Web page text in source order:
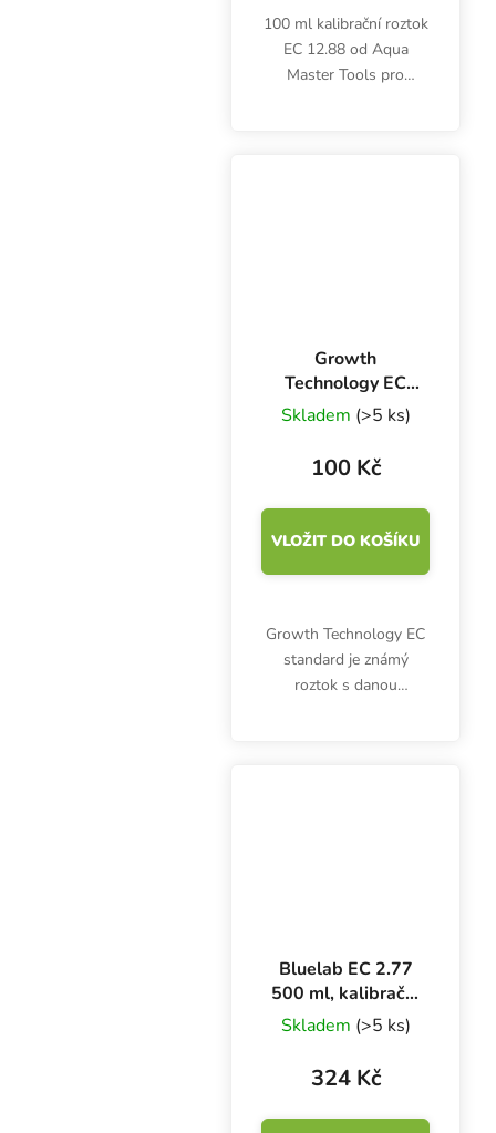
100 ml kalibrační roztok
EC 12.88 od Aqua
Master Tools pro
Growth
Technology EC
1.413 300 ml,
kalibrační roztok
Skladem (>5 ks)
100 Kč
VLOŽIT DO KOŠÍKU
Growth Technology EC
standard je známý
roztok s danou
Bluelab EC 2.77
500 ml, kalibrační
roztok
Skladem (>5 ks)
324 Kč